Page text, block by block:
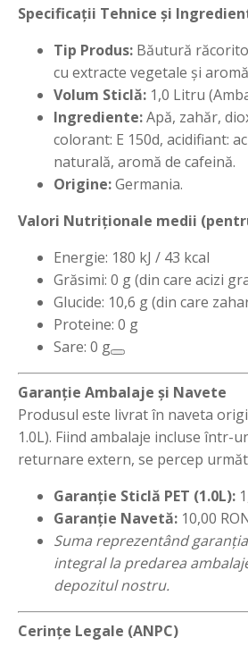
Specificații Tehnice și
Tip Produs: Băutură
cu extracte vegetale și
Volum Sticlă: 1,0 Litru
Ingrediente:Apă, zahăr,
colorant: E 150d, acidifiant:
naturală, aromă de cafeină.
Origine:Germania.
Valori Nutriționale medii
Energie: 180 kJ / 43 kcal
Grăsimi: 0 g (din care acizi
Glucide: 10,6 g (din care
Proteine: 0 g
Sare: 0 g
Garanție Ambalaje și Navete
Produsul este livrat în naveta
1.0L). Fiind ambalaje incluse într-
returnare extern, se percep
Garanție Sticlă PET (1.0L):
Garanție Navetă: 10,00
Suma reprezentând
integral la predarea
depozitul nostru.
Cerințe Legale (ANPC)